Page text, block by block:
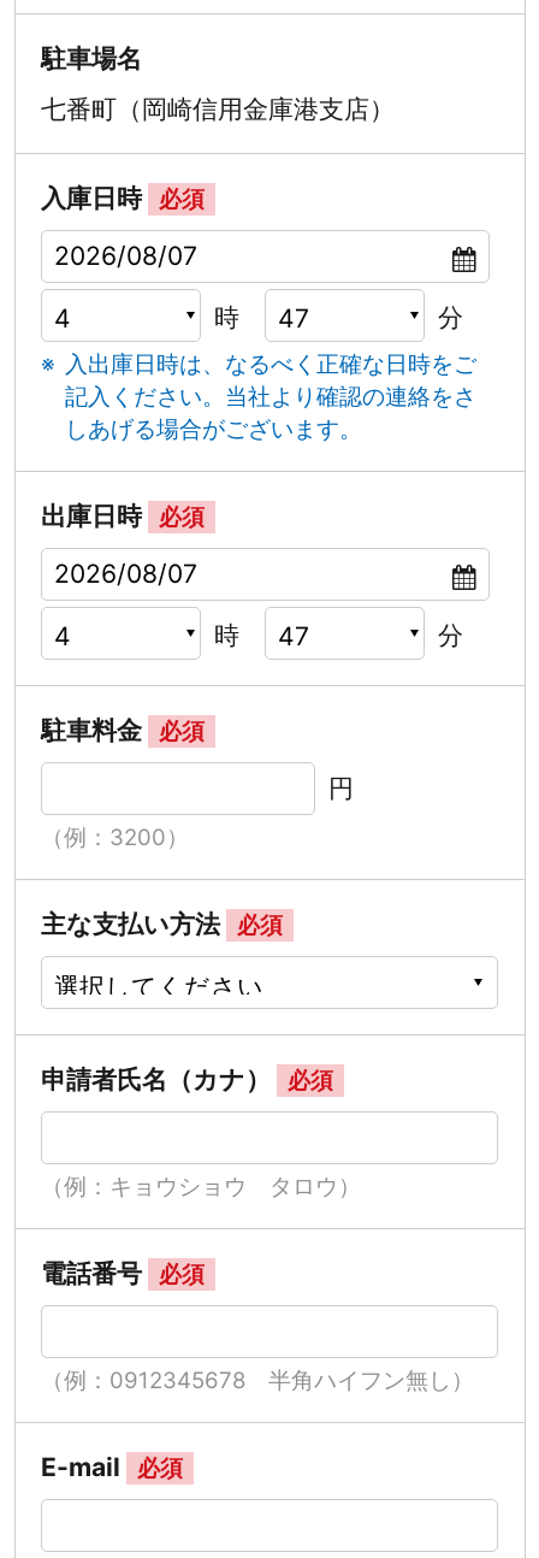
駐車場名
七番町（岡崎信用金庫港支店）
入庫日時 必須
時 分
入出庫日時は、なるべく正確な日時をご
記入ください。 当社より確認の連絡をさ
しあげる場合がございます。
出庫日時 必須
時 分
駐車料金 必須
円
（例：3200）
主な支払い方法 必須
申請者氏名（カナ） 必須
（例：キョウショウ タロウ）
電話番号 必須
（例：0912345678 半角ハイフン無し）
E-mail 必須